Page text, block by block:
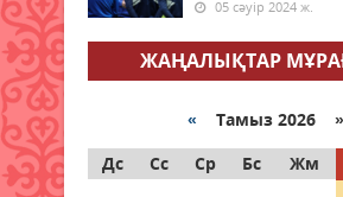
арналған апталық іс-
өтуде
Мәслихат сессиясында
мәселелер қаралды
05 сәуір 2024 ж.
ЖАҢАЛЫҚТАР
« Тамыз 2026 »
Дс
Сс Ср Бс Жм